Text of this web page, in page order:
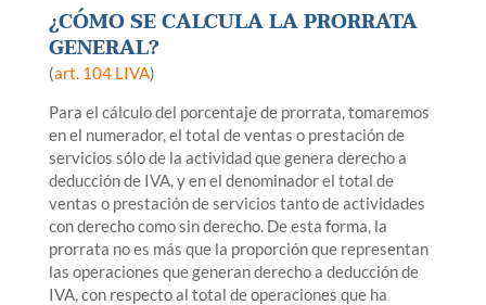
¿CÓMO SE CALCULA LA PRORRATA
GENERAL?
(art. 104 LIVA)
Para el cálculo del porcentaje de prorrata, tomaremos
en el numerador, el total de ventas o prestación de
servicios sólo de la actividad que genera derecho a
deducción de IVA, y en el denominador el total de
ventas o prestación de servicios tanto de actividades
con derecho como sin derecho. De esta forma, la
prorrata no es más que la proporción que representan
las operaciones que generan derecho a deducción de
IVA, con respecto al total de operaciones que ha